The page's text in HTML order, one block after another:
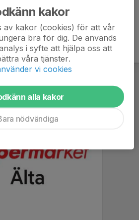
kakor
av kakor (cookies) för att vår
bra för dig. De används
i syfte att hjälpa oss att
våra tjänster.
vi cookies
alla kakor
nödvändiga